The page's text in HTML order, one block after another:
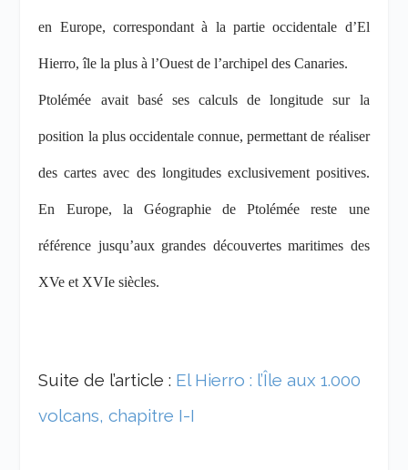
en Europe, correspondant à la partie occidentale d’El
Hierro, île la plus à l’Ouest de l’archipel des Canaries.
Ptolémée avait basé ses calculs de longitude sur la
position la plus occidentale connue, permettant de réaliser
des cartes avec des longitudes exclusivement positives.
En Europe, la Géographie de Ptolémée reste une
référence jusqu’aux grandes découvertes maritimes des
XVe et XVIe siècles.
Suite de l’article : El Hierro : l’Île aux 1.000
volcans, chapitre I-I